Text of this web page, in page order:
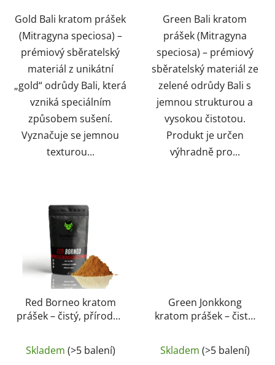
Gold Bali kratom prášek
(Mitragyna speciosa) –
prémiový sběratelský
materiál z unikátní
„gold“ odrůdy Bali, která
vzniká speciálním
způsobem sušení.
Vyznačuje se jemnou
texturou...
Green Bali kratom
prášek (Mitragyna
speciosa) – prémiový
sběratelský materiál ze
zelené odrůdy Bali s
jemnou strukturou a
vysokou čistotou.
Produkt je určen
výhradně pro...
Red Borneo kratom
prášek – čistý, přírodní,
| GreenGuru
hodnocení
Skladem (>5 balení)
Green Jonkkong
kratom prášek – čistý,
testovaný |
GreenGuru
hodnocení
Skladem (>5 balení)